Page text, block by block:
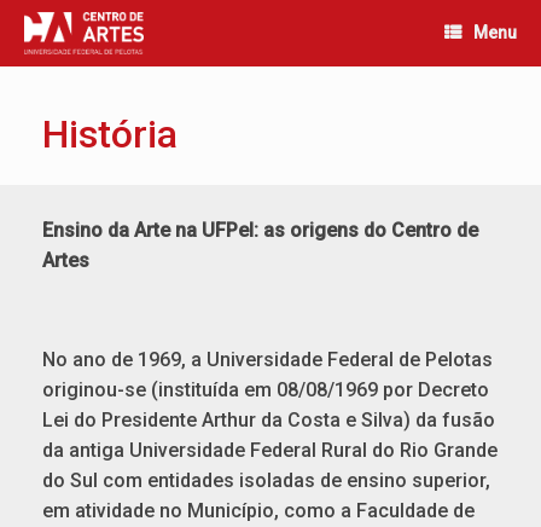
Skip
content
Menu
História
Ensino da Arte na UFPel: as origens do Centro de
Artes
No ano de 1969, a Universidade Federal de Pelotas
originou-se (instituída em 08/08/1969 por Decreto
Lei do Presidente Arthur da Costa e Silva) da fusão
da antiga Universidade Federal Rural do Rio Grande
do Sul com entidades isoladas de ensino superior,
em atividade no Município, como a Faculdade de